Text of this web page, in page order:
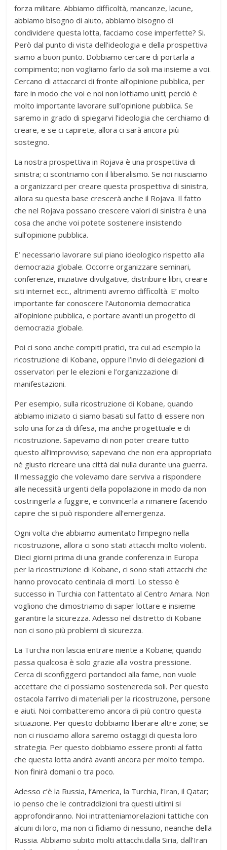
forza militare. Abbiamo difficoltà, mancanze, lacune,
abbiamo bisogno di aiuto, abbiamo bisogno di
condividere questa lotta, facciamo cose imperfette? Si.
Però dal punto di vista dell’ideologia e della prospettiva
siamo a buon punto. Dobbiamo cercare di portarla a
compimento; non vogliamo farlo da soli ma insieme a voi.
Cercano di attaccarci di fronte all’opinione pubblica, per
fare in modo che voi e noi non lottiamo uniti; perciò è
molto importante lavorare sull’opinione pubblica. Se
saremo in grado di spiegarvi l’ideologia che cerchiamo di
creare, e se ci capirete, allora ci sarà ancora più
sostegno.
La nostra prospettiva in Rojava è una prospettiva di
sinistra; ci scontriamo con il liberalismo. Se noi riusciamo
a organizzarci per creare questa prospettiva di sinistra,
allora su questa base crescerà anche il Rojava. Il fatto
che nel Rojava possano crescere valori di sinistra è una
cosa che anche voi potete sostenere insistendo
sull’opinione pubblica.
E’ necessario lavorare sul piano ideologico rispetto alla
democrazia globale. Occorre organizzare seminari,
conferenze, iniziative divulgative, distribuire libri, creare
siti internet ecc., altrimenti avremo difficoltà. E’ molto
importante far conoscere l’Autonomia democratica
all’opinione pubblica, e portare avanti un progetto di
democrazia globale.
Poi ci sono anche compiti pratici, tra cui ad esempio la
ricostruzione di Kobane, oppure l’invio di delegazioni di
osservatori per le elezioni e l’organizzazione di
manifestazioni.
Per esempio, sulla ricostruzione di Kobane, quando
abbiamo iniziato ci siamo basati sul fatto di essere non
solo una forza di difesa, ma anche progettuale e di
ricostruzione. Sapevamo di non poter creare tutto
questo all’improvviso; sapevano che non era appropriato
né giusto ricreare una città dal nulla durante una guerra.
Il messaggio che volevamo dare serviva a rispondere
alle necessità urgenti della popolazione in modo da non
costringerla a fuggire, e convincerla a rimanere facendo
capire che si può rispondere all’emergenza.
Ogni volta che abbiamo aumentato l’impegno nella
ricostruzione, allora ci sono stati attacchi molto violenti.
Dieci giorni prima di una grande conferenza in Europa
per la ricostruzione di Kobane, ci sono stati attacchi che
hanno provocato centinaia di morti. Lo stesso è
successo in Turchia con l’attentato al Centro Amara. Non
vogliono che dimostriamo di saper lottare e insieme
garantire la sicurezza. Adesso nel distretto di Kobane
non ci sono più problemi di sicurezza.
La Turchia non lascia entrare niente a Kobane; quando
passa qualcosa è solo grazie alla vostra pressione.
Cerca di sconfiggerci portandoci alla fame, non vuole
accettare che ci possiamo sostenereda soli. Per questo
ostacola l’arrivo di materiali per la ricostruzone, persone
e aiuti. Noi combatteremo ancora di più contro questa
situazione. Per questo dobbiamo liberare altre zone; se
non ci riusciamo allora saremo ostaggi di questa loro
strategia. Per questo dobbiamo essere pronti al fatto
che questa lotta andrà avanti ancora per molto tempo.
Non finirà domani o tra poco.
Adesso c’è la Russia, l’America, la Turchia, l’Iran, il Qatar;
io penso che le contraddizioni tra questi ultimi si
approfondiranno. Noi intratteniamorelazioni tattiche con
alcuni di loro, ma non ci fidiamo di nessuno, neanche della
Russia. Abbiamo subito molti attacchi.dalla Siria, dall’Iran